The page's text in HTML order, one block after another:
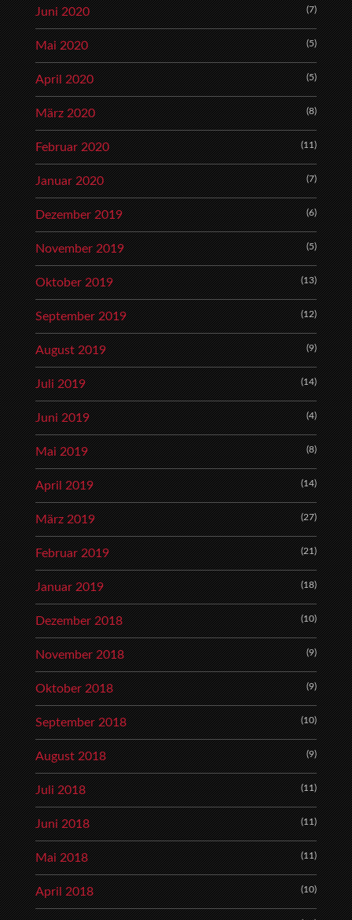
Juni 2020 (7)
Mai 2020 (5)
April 2020 (5)
März 2020 (8)
Februar 2020 (11)
Januar 2020 (7)
Dezember 2019 (6)
November 2019 (5)
Oktober 2019 (13)
September 2019 (12)
August 2019 (9)
Juli 2019 (14)
Juni 2019 (4)
Mai 2019 (8)
April 2019 (14)
März 2019 (27)
Februar 2019 (21)
Januar 2019 (18)
Dezember 2018 (10)
November 2018 (9)
Oktober 2018 (9)
September 2018 (10)
August 2018 (9)
Juli 2018 (11)
Juni 2018 (11)
Mai 2018 (11)
April 2018 (10)